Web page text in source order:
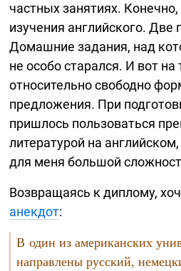
частных занятиях. Конечно,
изучения английского.
Домашние задания, над
не особо старался. И вот
относительно свободно
предложения. При
пришлось пользоваться
литературой на
для меня большой
Возвращаясь к диплому,
анекдот:
В один из американских
направлены русский,